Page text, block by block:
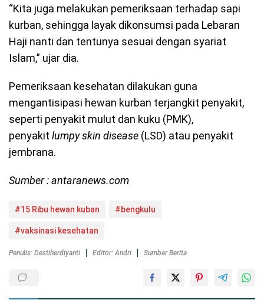
“Kita juga melakukan pemeriksaan terhadap sapi
kurban, sehingga layak dikonsumsi pada Lebaran
Haji nanti dan tentunya sesuai dengan syariat
Islam,” ujar dia.
Pemeriksaan kesehatan dilakukan guna
mengantisipasi hewan kurban terjangkit penyakit,
seperti penyakit mulut dan kuku (PMK),
penyakit lumpy skin disease (LSD) atau penyakit
jembrana.
Sumber : antaranews.com
#15 Ribu hewan kuban #bengkulu
#vaksinasi kesehatan
Penulis: Destiherdiyanti Editor: Andri Sumber Berita